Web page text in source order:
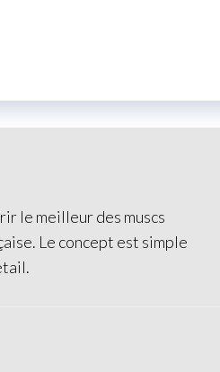
le meilleur des muscs
Le concept est simple